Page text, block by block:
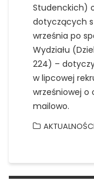
Studenckich)
dotyczących
września po
Wydziału
224) –
w lipcowej
wrześniowej o
mailowo.
AKTUALNOŚCI
Nawigacja